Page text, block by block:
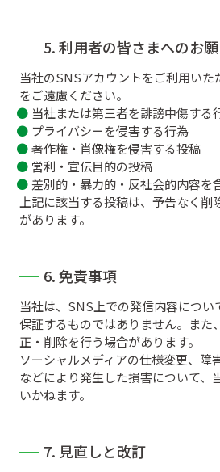
5. 利用者の皆さまへのお
当社のSNSアカウントをご利用い
をご遠慮ください。
当社または第三者を誹謗中傷する
プライバシーを侵害する行為
著作権・肖像権を侵害する投稿
営利・宣伝目的の投稿
差別的・暴力的・反社会的内容を
上記に該当する投稿は、予告なく
があります。
6. 免責事項
当社は、SNS上での発信内容につい
保証するものではありません。また
正・削除を行う場合があります。
ソーシャルメディアの仕様変更、障
などにより発生した損害について、
いかねます。
7. 見直しと改訂